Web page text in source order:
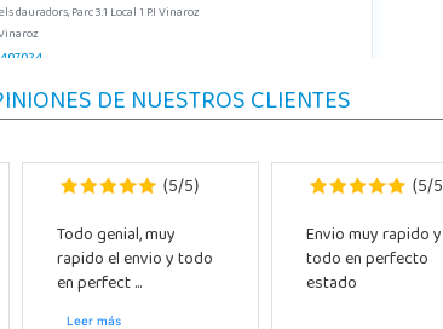
dauradors, Parc 3.1 Local 1 P.I Vinaroz
POCAS UNIDADES
DE NUESTROS CLIENTES
(5/5)
Todo genial, muy
rapido el envio y todo
en perfect ...
Leer más
(5/5
Envio muy rapido y
todo en perfecto
estado